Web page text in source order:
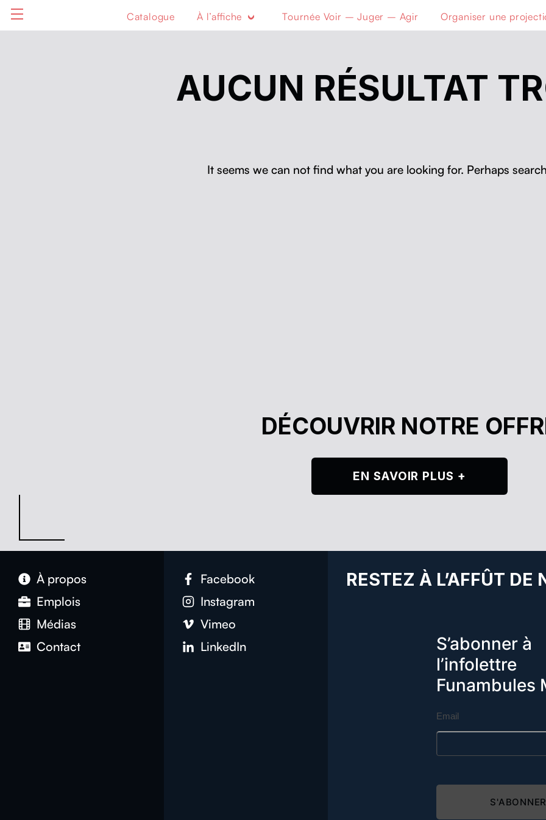
Catalogue À l’affiche Tournée Voir – Juger – Agir Organiser une
AUCUN RÉSULTAT
It seems we can not find what you are looking for. Perhaps
DÉCOUVRIR NOTRE
EN SAVOIR PLUS +
À pro­pos
Emplois
Médias
Con­tact
Face­book
Insta­gram
Vimeo
LinkedIn
RESTEZ À L’AFFÛT
S’abonner à
l’infolettre
Funambules
Email